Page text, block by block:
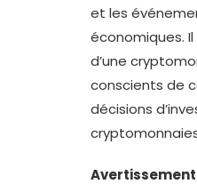
et les
économiques.
d’une
conscients de
décisions
Avertissement